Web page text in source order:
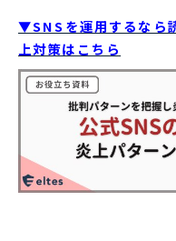
▼SNSを運用するなら
上対策はこちら